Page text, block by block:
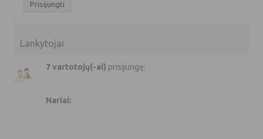
Lankytojai
7 vartotojų(-ai) prisijungę:
Nariai: